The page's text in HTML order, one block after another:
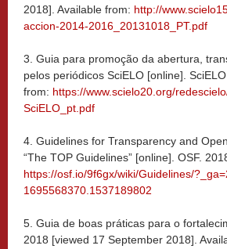
2018]. Available from: http://
accion-2014-2016_20131018_PT.pdf
3. Guia para promoção da abertura,
pelos periódicos SciELO [online].
from: https://www.scielo20.org/
SciELO_pt.pdf
4. Guidelines for Transparency and
“The TOP Guidelines” [online]. OSF.
https://osf.io/9f6gx/wiki/Guidelines/
1695568370.1537189802
5. Guia de boas práticas para o
2018 [viewed 17 September 2018].